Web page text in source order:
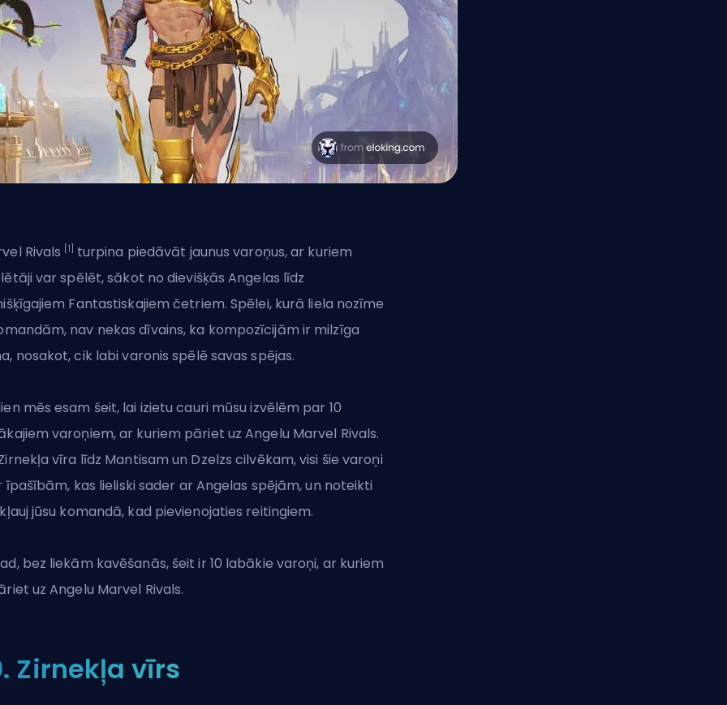
Rivals [1] turpina piedāvāt jaunus varoņus, ar kuriem
var spēlēt, sākot no dievišķās Angelas līdz
Fantastiskajiem četriem. Spēlei, kurā liela nozīme
nav nekas dīvains, ka kompozīcijām ir milzīga
nosakot, cik labi varonis spēlē savas spējas.
mēs esam šeit, lai izietu cauri mūsu izvēlēm par 10
varoņiem, ar kuriem pāriet uz Angelu Marvel Rivals.
vīra līdz Mantisam un Dzelzs cilvēkam, visi šie varoņi
īpašībām, kas lieliski sader ar Angelas spējām, un noteikti
jūsu komandā, kad pievienojaties reitingiem.
bez liekām kavēšanās, šeit ir 10 labākie varoņi, ar kuriem
uz Angelu Marvel Rivals.
Zirnekļa vīrs